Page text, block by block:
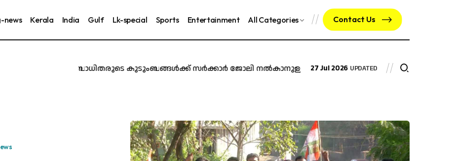
news Kerala India Gulf Lk-special Sports Entertainment All Categories Contact Us
കരൂർ ദുരന്തബാധിതരുടെ കുടുംബങ്ങൾക്ക് സർക്കാർ ജോലി നൽകാനുള്ള ഉത്തരവ് റദ്ദാക്കി മദ്രാസ് ഹൈക്കോടതി
27 Jul 2026 UPDATED